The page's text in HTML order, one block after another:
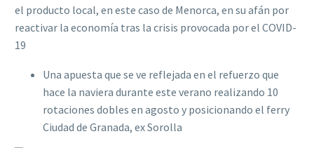
el producto local, en este caso de Menorca, en su afán por
reactivar la economía tras la crisis provocada por el COVID-
19
Una apuesta que se ve reflejada en el refuerzo que
hace la naviera durante este verano realizando 10
rotaciones dobles en agosto y posicionando el ferry
Ciudad de Granada, ex Sorolla